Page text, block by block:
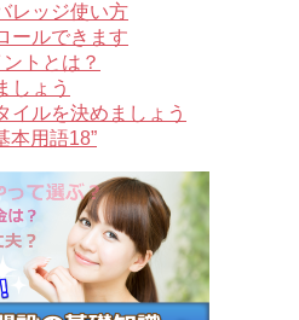
レッジ使い方
ールできます
トとは？
しょう
イルを決めましょう
本用語18”